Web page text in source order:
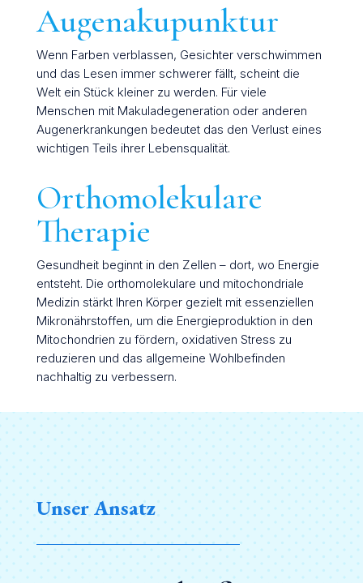
Augenakupunktur
Wenn Farben verblassen, Gesichter verschwimmen
und das Lesen immer schwerer fällt, scheint die
Welt ein Stück kleiner zu werden. Für viele
Menschen mit Makuladegeneration oder anderen
Augenerkrankungen bedeutet das den Verlust eines
wichtigen Teils ihrer Lebensqualität.
Orthomolekulare
Therapie
Gesundheit beginnt in den Zellen – dort, wo Energie
entsteht. Die orthomolekulare und mitochondriale
Medizin stärkt Ihren Körper gezielt mit essenziellen
Mikronährstoffen, um die Energieproduktion in den
Mitochondrien zu fördern, oxidativen Stress zu
reduzieren und das allgemeine Wohlbefinden
nachhaltig zu verbessern.
Unser Ansatz